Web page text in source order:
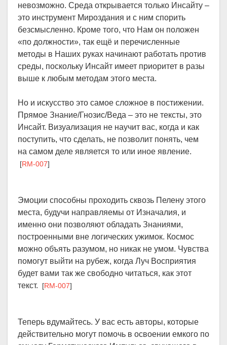
невозможно. Среда открывается только Инсайту –
это инструмент Мироздания и с ним спорить
безсмысленно. Кроме того, что Нам он положен
«по должности», так ещё и перечисленные
методы в Наших руках начинают работать против
среды, поскольку Инсайт имеет приоритет в разы
выше к любым методам этого места.
Но и искусство это самое сложное в постижении.
Прямое Знание/Гнозис/Веда – это не тексты, это
Инсайт. Визуализация не научит вас, когда и как
поступить, что сделать, не позволит понять, чем
на самом деле является то или иное явление.
[RM-007]
Эмоции способны проходить сквозь Пелену этого
места, будучи направляемы от Изначалия, и
именно они позволяют обладать Знаниями,
построенными вне логических ужимок. Космос
можно объять разумом, но никак не умом. Чувства
помогут выйти на рубеж, когда Луч Восприятия
будет вами так же свободно читаться, как этот
текст. [RM-007]
Теперь вдумайтесь. У вас есть авторы, которые
действительно могут помочь в освоении емкого по